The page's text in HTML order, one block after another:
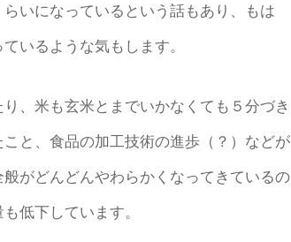
いになっているという話もあり、もは
いるような気もします。
、米も玄米とまでいかなくても５分づき
と、食品の加工技術の進歩（？）などが
がどんどんやわらかくなってきているの
低下しています。